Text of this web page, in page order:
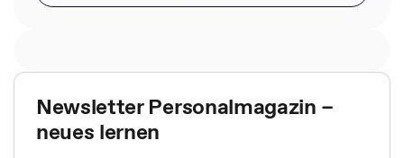
Newsletter Personalmagazin –
neues lernen